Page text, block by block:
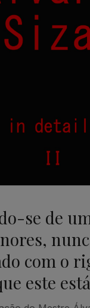
se de
com o
este